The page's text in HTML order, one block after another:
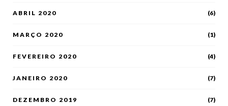
ABRIL 2020 (6)
MARÇO 2020 (1)
FEVEREIRO 2020 (4)
JANEIRO 2020 (7)
DEZEMBRO 2019 (7)